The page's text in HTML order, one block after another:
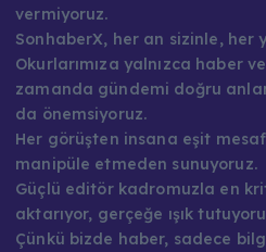
vermiyoruz.
SonhaberX, her an sizinle, her
Okurlarımıza yalnızca haber
zamanda gündemi doğru
da önemsiyoruz.
Her görüşten insana eşit
manipüle etmeden sunuyoruz.
Güçlü editör kadromuzla en
aktarıyor, gerçeğe ışık
Çünkü bizde haber, sadece